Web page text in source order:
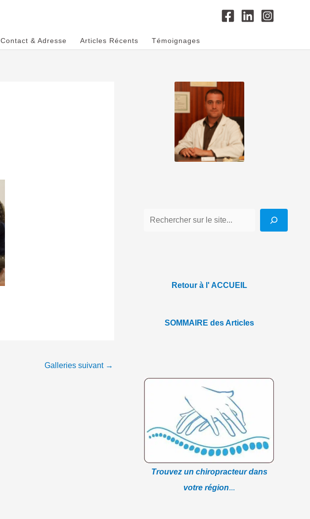
Contact & Adresse Articles Récents Témoignages
Galleries suivant →
Retour à l' ACCUEIL
SOMMAIRE des Articles
Trouvez un chiropracteur dans
votre région...